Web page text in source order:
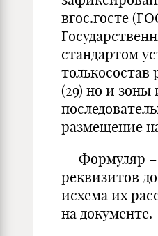
вгос.госте
стандартом
толькосостав
(29) но и зоны
размещение
Формуляр –
реквизитов
исхема их
на документе.